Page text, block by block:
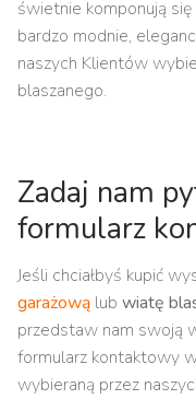
świetnie komponują
bardzo modnie,
naszych Klientów
blaszanego.
Zadaj nam
formularz
Jeśli chciałbyś kupić
garażową lub wiatę
przedstaw nam swoją
formularz kontaktowy
wybieraną przez